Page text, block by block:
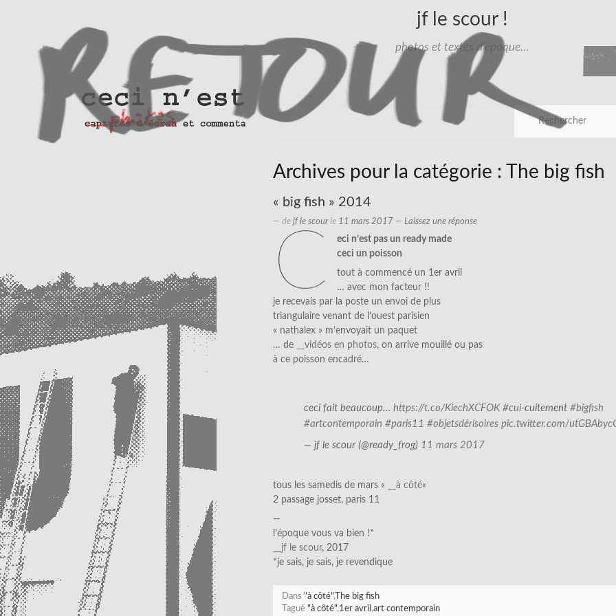
jf le scour !
photos et textes d'époque…
Archives pour la catégorie : The big fish
« big fish » 2014
— de jf le scourle 11 mars 2017 — Laissez une réponse
c
eci n’est pas un ready made
ceci un poisson
tout à commencé un 1er avril
… avec mon facteur !!
je recevais par la poste un envoi de plus
triangulaire venant de l’ouest parisien
« nathalex » m’envoyait un paquet
… de
__vidéos en photos, on arrive mouillé ou pas
à ce poisson encadré…
ceci fait beaucoup… https://t.co/KiechXCFOK #cui-cuitement #bigfish
#artcontemporain #paris11 #objetsdérisoires pic.twitter.com/
— jf le scour (@ready_frog) 11 mars 2017
tous les samedis de mars « __à côté«
2 passage josset, paris 11
—
l’époque vous va bien !*
__jf le scour, 2017
*je sais, je sais, je revendique
Dans "à côté",The big fish
Tagué "à côté",1er avril ,art contemporain